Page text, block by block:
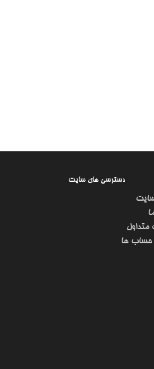
دسترسی های سایت
متداول
حساب ها